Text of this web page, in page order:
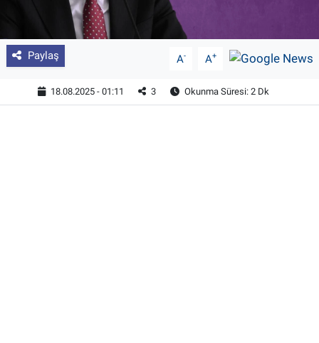
Paylaş A- A+
18.08.2025 - 01:11 3 Okunma Süresi: 2 Dk
Tohum